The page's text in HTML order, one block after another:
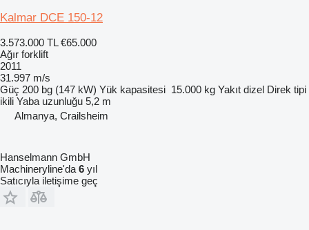
Kalmar DCE 150-12
3.573.000 TL €65.000
Ağır forklift
2011
31.997 m/s
Güç 200 bg (147 kW) Yük kapasitesi 15.000 kg Yakıt dizel Direk tipi
ikili Yaba uzunluğu 5,2 m
Almanya, Crailsheim
Hanselmann GmbH
Machineryline'da 6 yıl
Satıcıyla iletişime geç